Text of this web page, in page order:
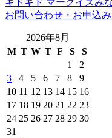
キドキド マークイズみ
お問い合わせ・お申込
2026年8月
M T W T F S
S
1
2
3
4 5 6 7 8
9
10 11 12 13 14 15 16
17 18 19 20 21 22 23
24 25 26 27 28 29 30
31